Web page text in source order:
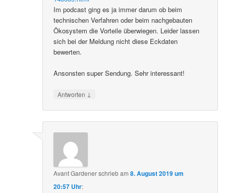
Im podcast ging es ja immer darum ob beim
technischen Verfahren oder beim nachgebauten
Ökosystem die Vorteile überwiegen. Leider lassen
sich bei der Meldung nicht diese Eckdaten
bewerten.
Ansonsten super Sendung. Sehr interessant!
Antworten ↓
Avant Gardenerschriebam8. August 2019 um
20:57 Uhr: